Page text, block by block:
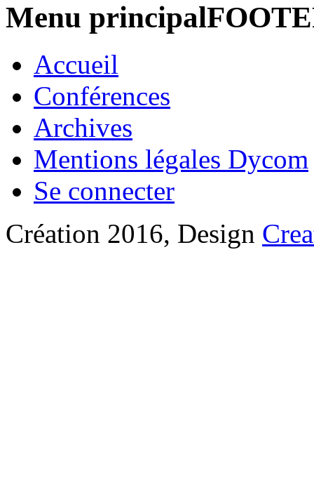
Menu
Accueil
Conférences
Archives
Mentions légales Dycom
Se connecter
Création 2016, Design